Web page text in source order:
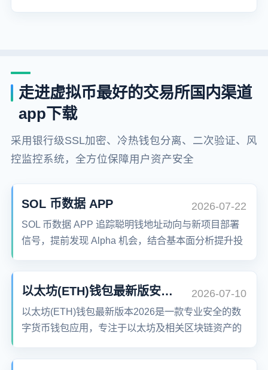
走进虚拟币最好的交易所国内渠道
app下载
采用银行级SSL加密、冷热钱包分离、二次验证、风
控监控系统，全方位保障用户资产安全
SOL 币数据 APP 2026-07-22
SOL 币数据 APP 追踪聪明钱地址动向与新项目部署
信号，提前发现 Alpha 机会，结合基本面分析提升投
以太坊(ETH)钱包最新版安卓app下载 2026-07-10
以太坊(ETH)钱包最新版本2026是一款专业安全的数
字货币钱包应用，专注于以太坊及相关区块链资产的
安全、便捷的数字资产管理体验。支持多种交易方